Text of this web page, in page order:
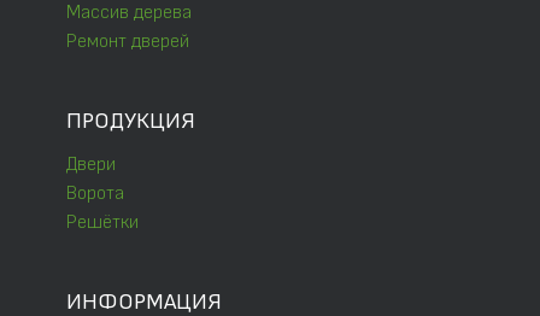
Массив дерева
Ремонт дверей
ПРОДУКЦИЯ
Двери
Ворота
Решётки
ИНФОРМАЦИЯ